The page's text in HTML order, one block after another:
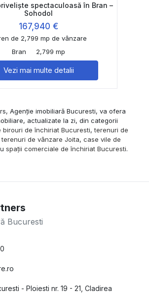
spectaculoasă în Bran –
Sohodol
167,940 €
de 2,799 mp de vânzare
Bran
2,799 mp
Vezi mai multe detalii
Agenție imobiliară Bucuresti, va ofera
actualizate la zi, din categorii
birouri de închiriat Bucuresti,terenuri de
terenuri de vânzare Joita, case vile de
spații comerciale de închiriat Bucuresti.
Bucuresti
- Ploiesti nr. 19 - 21, Cladirea